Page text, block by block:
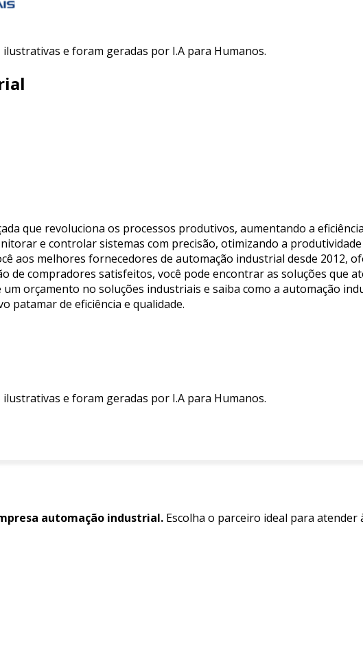
e foram geradas por I.A para Humanos.
que revoluciona os processos produtivos, aumentando a
e controlar sistemas com precisão, otimizando a
aos melhores fornecedores de automação industrial desde 2012,
de compradores satisfeitos, você pode encontrar as soluções que
orçamento no soluções industriais e saiba como a automação
patamar de eficiência e qualidade.
e foram geradas por I.A para Humanos.
automação industrial. Escolha o parceiro ideal para atender